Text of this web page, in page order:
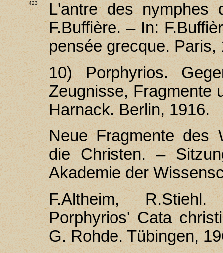
423
L'antre des nymphes
F.Buffière. – In:
pensée grecque. Paris,
10) Porphyrios.
Zeugnisse, Fragmente
Harnack. Berlin, 1916.
Neue Fragmente des
die Christen. –
Akademie der
F.Altheim,
Porphyrios' Cata
G. Rohde. Tübingen,